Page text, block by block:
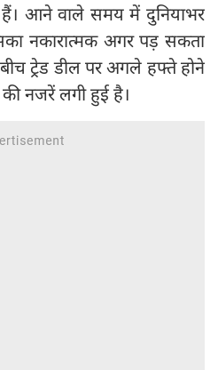
हैं। आने वाले समय में दुनियाभर
नकारात्मक अगर पड़ सकता
ट्रेड डील पर अगले हफ्ते होने
की नजरें लगी हुई है।